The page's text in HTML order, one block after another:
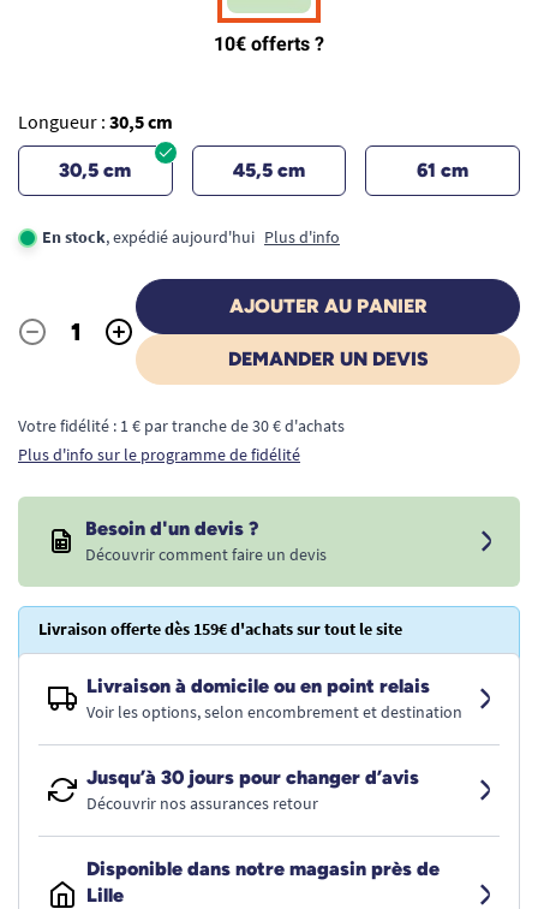
Longueur : 30,5 cm
30,5 cm 45,5 cm 61 cm
En stock, expédié aujourd'hui Plus d'info
Quantité
- +
AJOUTER AU PANIER
DEMANDER UN DEVIS
Votre fidélité : 1 € par tranche de 30 € d'achats
Plus d'info sur le programme de fidélité
Besoin d'un devis ?
Découvrir comment faire un devis
Livraison offerte dès 159€ d'achats sur tout le site
Livraison à domicile ou en point relais
Voir les options, selon encombrement et destination
Jusqu’à 30 jours pour changer d’avis
Découvrir nos assurances retour
Disponible dans notre magasin près de
Lille